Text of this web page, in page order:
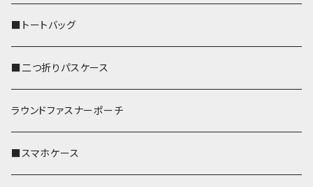
■トートバッグ
■二つ折りパスケース
ラウンドファスナーポーチ
■スマホケース